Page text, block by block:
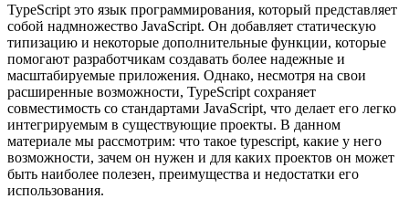
TypeScript это язык программирования, который представляет
собой надмножество JavaScript. Он добавляет статическую
типизацию и некоторые дополнительные функции, которые
помогают разработчикам создавать более надежные и
масштабируемые приложения. Однако, несмотря на свои
расширенные возможности, TypeScript сохраняет
совместимость со стандартами JavaScript, что делает его легко
интегрируемым в существующие проекты. В данном
материале мы рассмотрим: что такое typescript, какие у него
возможности, зачем он нужен и для каких проектов он может
быть наиболее полезен, преимущества и недостатки его
использования.